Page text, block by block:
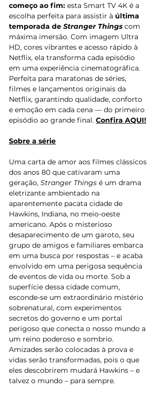
começo ao fim: esta Smart TV 4K é a
escolha perfeita para assistir à última
temporada de Stranger Things com
máxima imersão. Com imagem Ultra
HD, cores vibrantes e acesso rápido à
Netflix, ela transforma cada episódio
em uma experiência cinematográfica.
Perfeita para maratonas de séries,
filmes e lançamentos originais da
Netflix, garantindo qualidade, conforto
e emoção em cada cena — do primeiro
episódio ao grande final. Confira AQUI!
Sobre a série
Uma carta de amor aos filmes clássicos
dos anos 80 que cativaram uma
geração, Stranger Things é um drama
eletrizante ambientado na
aparentemente pacata cidade de
Hawkins, Indiana, no meio-oeste
americano. Após o misterioso
desaparecimento de um garoto, seu
grupo de amigos e familiares embarca
em uma busca por respostas – e acaba
envolvido em uma perigosa sequência
de eventos de vida ou morte. Sob a
superfície dessa cidade comum,
esconde-se um extraordinário mistério
sobrenatural, com experimentos
secretos do governo e um portal
perigoso que conecta o nosso mundo a
um reino poderoso e sombrio.
Amizades serão colocadas à prova e
vidas serão transformadas, pois o que
eles descobrirem mudará Hawkins – e
talvez o mundo – para sempre.